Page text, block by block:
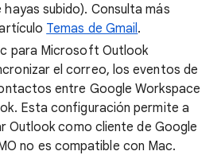
subido). Consulta más
Temas de Gmail.
para Microsoft Outlook
el correo, los eventos de
entre Google Workspace
Esta configuración permite a
Outlook como cliente de Google
no es compatible con Mac.